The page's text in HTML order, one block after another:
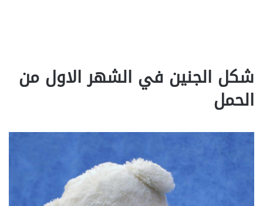
شكل الجنين في الشهر الاول من
الحمل